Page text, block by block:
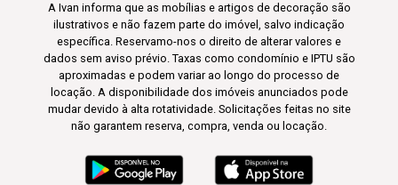
A Ivan informa que as mobílias e artigos de decoração são
ilustrativos e não fazem parte do imóvel, salvo indicação
específica. Reservamo-nos o direito de alterar valores e
dados sem aviso prévio. Taxas como condomínio e IPTU são
aproximadas e podem variar ao longo do processo de
locação. A disponibilidade dos imóveis anunciados pode
mudar devido à alta rotatividade. Solicitações feitas no site
não garantem reserva, compra, venda ou locação.